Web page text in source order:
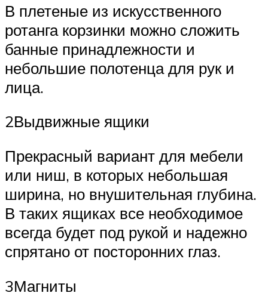
В плетеные из искусственного
ротанга корзинки можно сложить
банные принадлежности и
небольшие полотенца для рук и
лица.
2Выдвижные ящики
Прекрасный вариант для мебели
или ниш, в которых небольшая
ширина, но внушительная глубина.
В таких ящиках все необходимое
всегда будет под рукой и надежно
спрятано от посторонних глаз.
3Магниты